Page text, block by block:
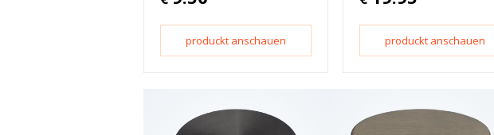
produckt anschauen produckt anschauen